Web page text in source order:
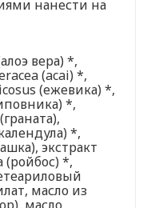
нанести на
вера) *,
(acai) *,
(ежевика) *,
*,
*,
экстракт
(ройбос) *,
масло из